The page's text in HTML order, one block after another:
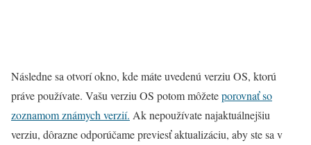
Následne sa otvorí okno, kde máte uvedenú verziu OS, ktorú
práve používate. Vašu verziu OS potom môžeteporovnať so
zoznamom známych verzií. Ak nepoužívate najaktuálnejšiu
verziu, dôrazne odporúčame previesť aktualizáciu, aby ste sa v